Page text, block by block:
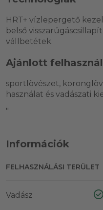
HRT+ vízlepergető
belső
vállbetétek.
Ajánlott
sportlövészet,
használat és vadászati
"
Információk
FELHASZNÁLÁSI TERÜLET
Vadász